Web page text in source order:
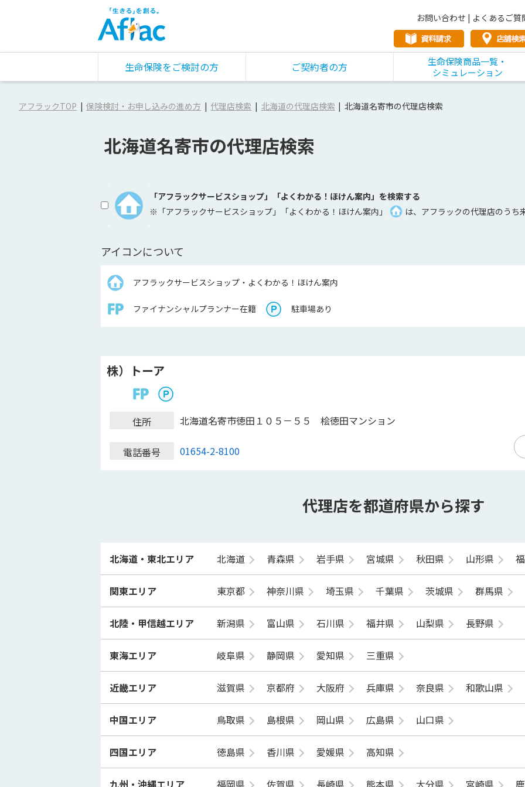
お問い合わせ | よくあるご質
生命保険をご検討の方 ご契約者の方
生命保険商品一覧・
シミュレーション
アフラックTOP 保険検討・お申し込みの進め方 代理店検索 北海道の代理店検索 北海道名寄市の代理店検索
北海道名寄市の代理店検索
「アフラックサービスショップ」「よくわかる！ほけん案内」を検索する
※「アフラックサービスショップ」「よくわかる！ほけん案内」
は、アフラックの代理店のうち
アイコンについて
アフラックサービスショップ・よくわかる！ほけん案内
ファイナンシャルプランナー在籍 駐車場あり
株）トーア
住所 北海道名寄市徳田１０５－５５ 桧徳田マンション
電話番号 01654-2-8100
代理店を都道府県から探す
北海道・東北エリア 北海道 青森県 岩手県 宮城県 秋田県 山形県
関東エリア 東京都 神奈川県 埼玉県 千葉県 茨城県 群馬県
北陸・甲信越エリア 新潟県 富山県 石川県 福井県 山梨県 長野県
東海エリア 岐阜県 静岡県 愛知県 三重県
近畿エリア 滋賀県 京都府 大阪府 兵庫県 奈良県 和歌山県
中国エリア 鳥取県 島根県 岡山県 広島県 山口県
四国エリア 徳島県 香川県 愛媛県 高知県
九州・沖縄エリア 福岡県 佐賀県 長崎県 熊本県 大分県 宮崎県